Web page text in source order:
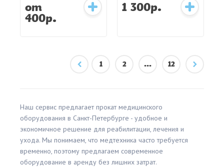
от
400р.
1 300р.
1 2 ... 12
Наш сервис предлагает прокат медицинского
оборудования в Санкт-Петербурге - удобное и
экономичное решение для реабилитации, лечения и
ухода. Мы понимаем, что медтехника часто требуется
временно, поэтому предлагаем современное
оборудование в аренду без лишних затрат.